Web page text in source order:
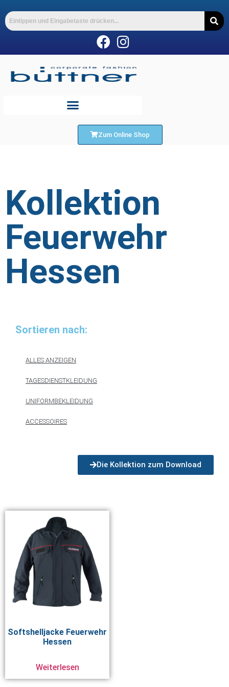
Zum Online Shop
Kollektion
Feuerwehr
Hessen
Sortieren nach:
ALLES ANZEIGEN
TAGESDIENSTKLEIDUNG
UNIFORMBEKLEIDUNG
ACCESSOIRES
Die Kollektion zum Download
Softshelljacke Feuerwehr
Hessen
Weiterlesen